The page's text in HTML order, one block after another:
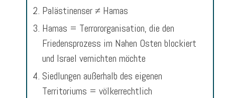
Palästinenser ≠ Hamas
Hamas = Terrororganisation, die den
Friedensprozess im Nahen Osten blockiert
und Israel vernichten möchte
Siedlungen außerhalb des eigenen
Territoriums = völkerrechtlich